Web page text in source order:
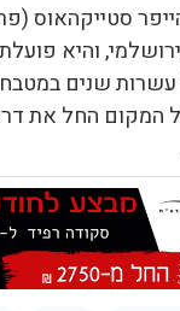
סטייקהאוס
והיא
עשרות שנים
החל את